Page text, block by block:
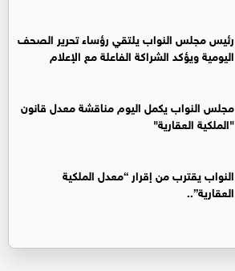
رئيس مجلس النواب يلتقي رؤساء تحرير الصحف
اليومية ويؤكد الشراكة الفاعلة مع الإعلام
مجلس النواب يكمل اليوم مناقشة معدل قانون
"الملكية العقارية"
النواب يقترب من إقرار “معدل الملكية
العقارية”..